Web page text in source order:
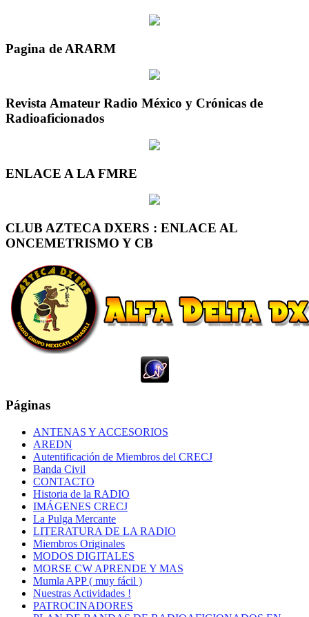
Pagina de ARARM
Revista Amateur Radio México y Crónicas de
Radioaficionados
ENLACE A LA FMRE
CLUB AZTECA DXERS : ENLACE AL
ONCEMETRISMO Y CB
Páginas
ANTENAS Y ACCESORIOS
AREDN
Autentificación de Miembros del CRECJ
Banda Civil
CONTACTO
Historia de la RADIO
IMÁGENES CRECJ
La Pulga Mercante
LITERATURA DE LA RADIO
Miembros Originales
MODOS DIGITALES
MORSE CW APRENDE Y MAS
Mumla APP ( muy fácil )
Nuestras Actividades !
PATROCINADORES